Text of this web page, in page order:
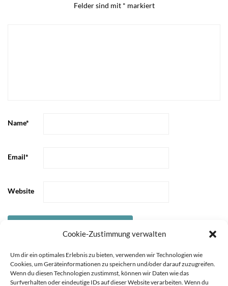
Cookie-Zustimmung verwalten
Um dir ein optimales Erlebnis zu bieten, verwenden wir Technologien wie
Cookies, um Geräteinformationen zu speichern und/oder darauf zuzugreifen.
Wenn du diesen Technologien zustimmst, können wir Daten wie das
Surfverhalten oder eindeutige IDs auf dieser Website verarbeiten. Wenn du
Felder sind mit * markiert
Name*
Email*
Website